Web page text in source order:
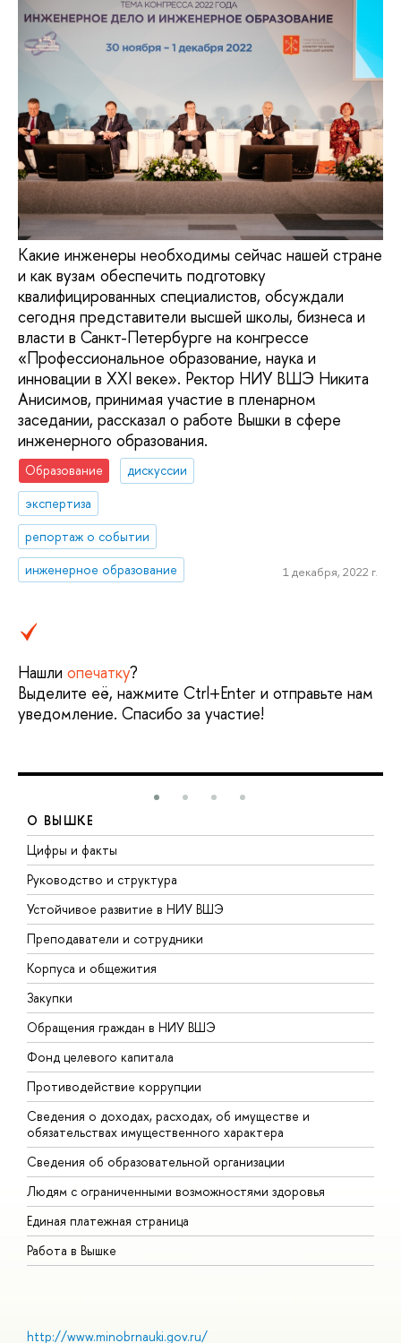
Какие инженеры необходимы сейчас нашей стране
и как вузам обеспечить подготовку
квалифицированных специалистов, обсуждали
сегодня представители высшей школы, бизнеса и
власти в Санкт-Петербурге на конгрессе
«Профессиональное образование, наука и
инновации в XXI веке». Ректор НИУ ВШЭ Никита
Анисимов, принимая участие в пленарном
заседании, рассказал о работе Вышки в сфере
инженерного образования.
Образование
дискуссии
экспертиза
репортаж о событии
инженерное образование
1 декабря, 2022 г.
Нашли опечатку?
Выделите её, нажмите Ctrl+Enter и отправьте нам
уведомление. Спасибо за участие!
О ВЫШКЕ
Цифры и факты
Руководство и структура
Устойчивое развитие в НИУ ВШЭ
Преподаватели и сотрудники
Корпуса и общежития
Закупки
Обращения граждан в НИУ ВШЭ
Фонд целевого капитала
Противодействие коррупции
Сведения о доходах, расходах, об имуществе и
обязательствах имущественного характера
Сведения об образовательной организации
Людям с ограниченными возможностями здоровья
Единая платежная страница
Работа в Вышке
http://www.minobrnauki.gov.ru/